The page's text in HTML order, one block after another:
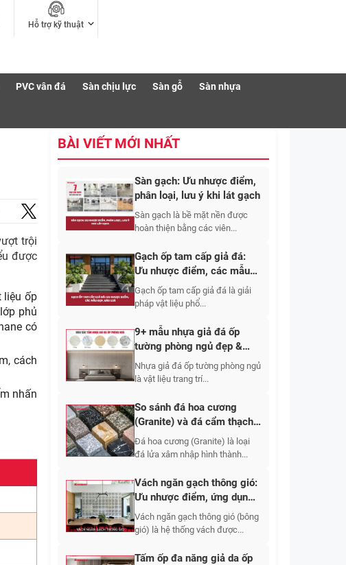
Hỗ trợ kỹ thuật
PVC vân đá Sàn chịu lực Sàn gỗ Sàn nhựa
trội
được
liệu ốp
phủ
có
cách
nhấn
BÀI VIẾT MỚI NHẤT
Sàn gạch: Ưu nhược điểm,
phân loại, lưu ý khi lát gạch
Sàn gạch là bề mặt nền được
hoàn thiện bằng các viên...
Gạch ốp tam cấp giả đá:
Ưu nhược điểm, các mẫu
đẹp, báo giá
Gạch ốp tam cấp giả đá là giải
pháp vật liệu phổ...
9+ mẫu nhựa giả đá ốp
tường phòng ngủ đẹp &
báo giá chi tiết
Nhựa giả đá ốp tường phòng ngủ
là vật liệu trang trí...
So sánh đá hoa cương
(Granite) và đá cẩm thạch
(Marble), loại nào tốt?
Đá hoa cương (Granite) là loại
đá lửa xâm nhập hình thành...
Vách ngăn gạch thông gió:
Ưu nhược điểm, ứng dụng
báo giá các loại 2026
Vách ngăn gạch thông gió (bông
gió) là hệ thống vách được...
Tấm ốp đa năng giả da ốp